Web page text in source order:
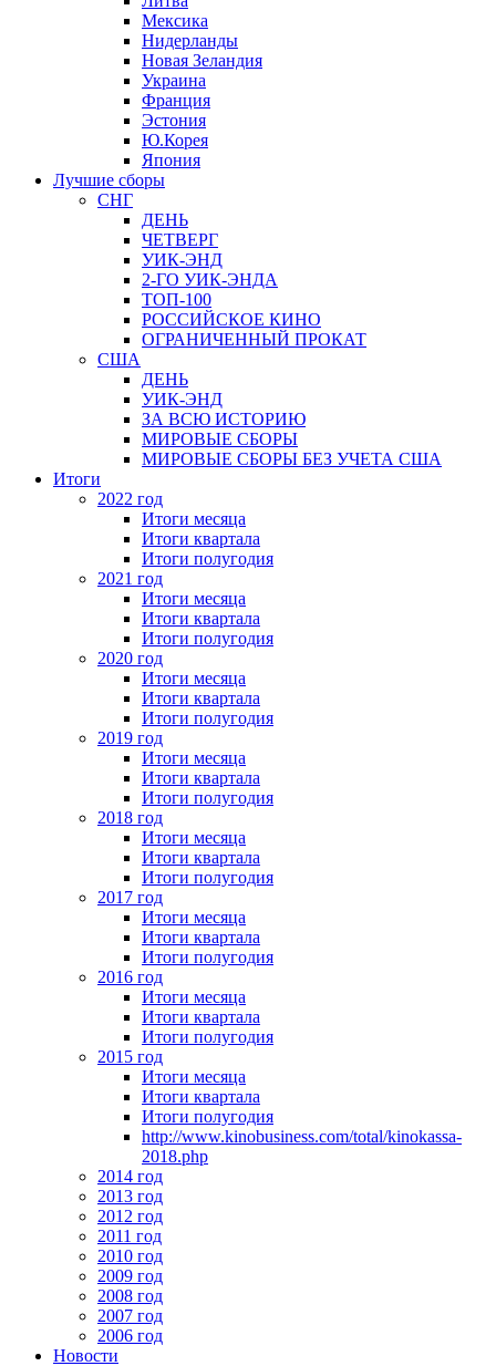
Мексика
Нидерланды
Новая Зеландия
Украина
Франция
Эстония
Ю.Корея
Япония
Лучшие сборы
СНГ
ДЕНЬ
ЧЕТВЕРГ
УИК-ЭНД
2-ГО УИК-ЭНДА
ТОП-100
РОССИЙСКОЕ КИНО
ОГРАНИЧЕННЫЙ ПРОКАТ
США
ДЕНЬ
УИК-ЭНД
ЗА ВСЮ ИСТОРИЮ
МИРОВЫЕ СБОРЫ
МИРОВЫЕ СБОРЫ БЕЗ УЧЕТА США
Итоги
2022 год
Итоги месяца
Итоги квартала
Итоги полугодия
2021 год
Итоги месяца
Итоги квартала
Итоги полугодия
2020 год
Итоги месяца
Итоги квартала
Итоги полугодия
2019 год
Итоги месяца
Итоги квартала
Итоги полугодия
2018 год
Итоги месяца
Итоги квартала
Итоги полугодия
2017 год
Итоги месяца
Итоги квартала
Итоги полугодия
2016 год
Итоги месяца
Итоги квартала
Итоги полугодия
2015 год
Итоги месяца
Итоги квартала
Итоги полугодия
http://www.kinobusiness.com/total/kinokassa-
2018.php
2014 год
2013 год
2012 год
2011 год
2010 год
2009 год
2008 год
2007 год
2006 год
Новости